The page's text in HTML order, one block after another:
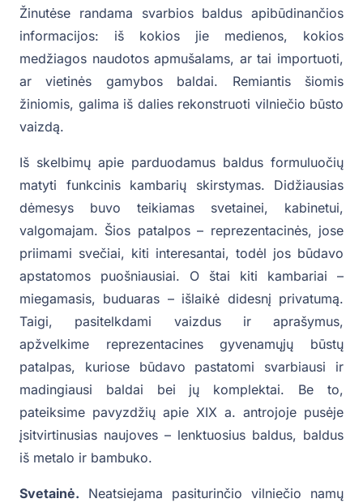
Žinutėse randama svarbios baldus apibūdinančios
informacijos: iš kokios jie medienos, kokios
medžiagos naudotos apmušalams, ar tai importuoti,
ar vietinės gamybos baldai. Remiantis šiomis
žiniomis, galima iš dalies rekonstruoti vilniečio būsto
vaizdą.
Iš skelbimų apie parduodamus baldus formuluočių
matyti funkcinis kambarių skirstymas. Didžiausias
dėmesys buvo teikiamas svetainei, kabinetui,
valgomajam. Šios patalpos – reprezentacinės, jose
priimami svečiai, kiti interesantai, todėl jos būdavo
apstatomos puošniausiai. O štai kiti kambariai –
miegamasis, buduaras – išlaikė didesnį privatumą.
Taigi, pasitelkdami vaizdus ir aprašymus,
apžvelkime reprezentacines gyvenamųjų būstų
patalpas, kuriose būdavo pastatomi svarbiausi ir
madingiausi baldai bei jų komplektai. Be to,
pateiksime pavyzdžių apie XIX a. antrojoje pusėje
įsitvirtinusias naujoves – lenktuosius baldus, baldus
iš metalo ir bambuko.
Svetainė. Neatsiejama pasiturinčio vilniečio namų